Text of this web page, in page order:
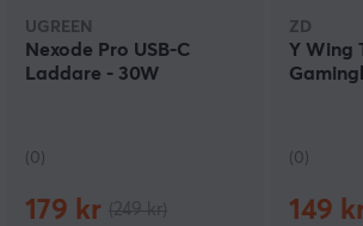
UGREEN
Nexode Pro USB-C
Laddare - 30W
(0)
179 kr
ZD
Y Wing
(0)
149